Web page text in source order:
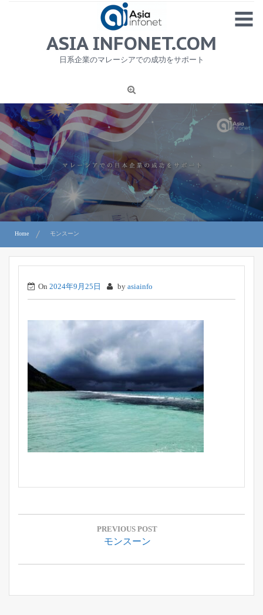
MENU
1
ニュース
労務サービス
プライバシーポリシー及び著作権について
お問合せ
ASIA INFONET.COM
日系企業のマレーシアでの成功をサポート
Home モンスーン
On 2024年9月25日 by asiainfo
投
ビ
ー
PREVIOUS POST
Previous
モンスーン